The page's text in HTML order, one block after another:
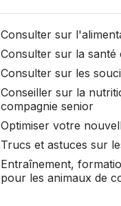
Consulter sur
Consulter sur la
Consulter sur les
Conseiller sur la
compagnie senior
Optimiser votre
Trucs et astuces sur
Entraînement,
pour les animaux de